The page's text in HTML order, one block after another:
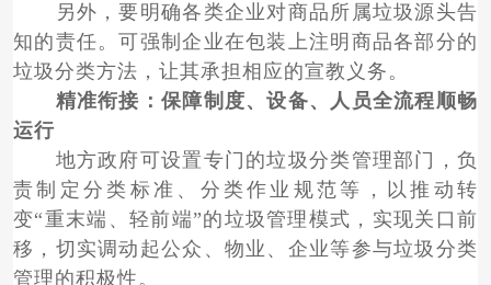
另外，要明确各类企业对商品所属垃圾源头告
知的责任。可强制企业在包装上注明商品各部分的
垃圾分类方法，让其承担相应的宣教义务。
精准衔接：保障制度、设备、人员全流程顺畅
运行
地方政府可设置专门的垃圾分类管理部门，负
责制定分类标准、分类作业规范等，以推动转
变“重末端、轻前端”的垃圾管理模式，实现关口前
移，切实调动起公众、物业、企业等参与垃圾分类
管理的积极性。